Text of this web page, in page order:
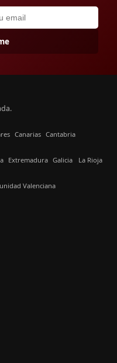
Canarias Cantabria
Extremadura Galicia La Rioja
Valenciana